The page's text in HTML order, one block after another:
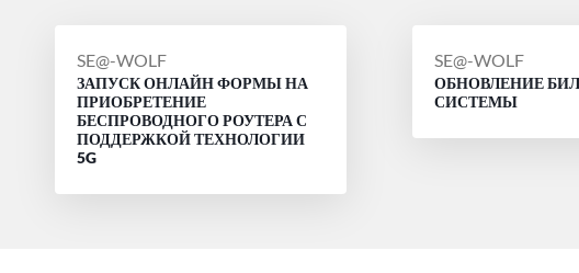
СООБЩЕНИЕ
ОТ
SE@-WOLF
ЗАПУСК ОНЛАЙН ФОРМЫ НА
ПРИОБРЕТЕНИЕ
БЕСПРОВОДНОГО РОУТЕРА С
ПОДДЕРЖКОЙ ТЕХНОЛОГИИ
5G
СООБЩЕНИЕ
ОТ
SE@-WOLF
ОБНОВЛЕНИЕ
СИСТЕМЫ